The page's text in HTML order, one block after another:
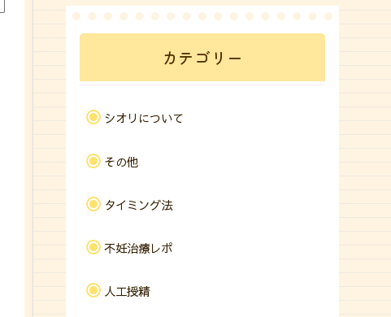
カテゴリー
シオリについて
その他
タイミング法
不妊治療レポ
人工授精